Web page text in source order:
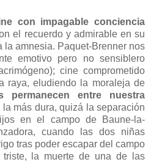
con impagable conciencia
el recuerdo y admirable en su
la amnesia. Paquet-Brenner nos
emotivo pero no sensiblero
cine comprometido
raya, eludiendo la moraleja de
permanecen entre nuestra
la más dura, quizá la separación
en el campo de Baune-la-
cuando las dos niñas
tras poder escapar del campo
triste, la muerte de una de las